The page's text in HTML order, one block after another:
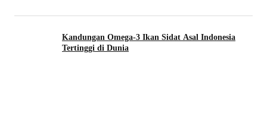
Kandungan Omega-3 Ikan Sidat Asal Indonesia
Tertinggi di Dunia